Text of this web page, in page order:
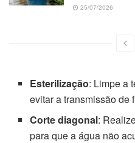
25/07/2026
Esterilização: Limpe a
evitar a transmissão de
Corte diagonal:
para que a água não